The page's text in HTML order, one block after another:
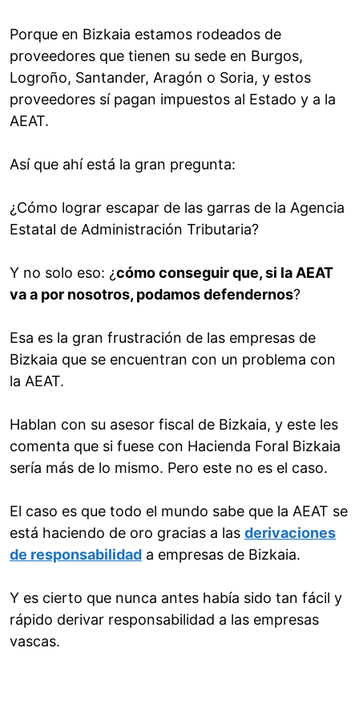
Porque en Bizkaia estamos rodeados de
proveedores que tienen su sede en Burgos,
Logroño, Santander, Aragón o Soria, y estos
proveedores sí pagan impuestos al Estado y a la
AEAT.
Así que ahí está la gran pregunta:
¿Cómo lograr escapar de las garras de la Agencia
Estatal de Administración Tributaria?
Y no solo eso: ¿cómo conseguir que, si la AEAT
va a por nosotros, podamos defendernos?
Esa es la gran frustración de las empresas de
Bizkaia que se encuentran con un problema con
la AEAT.
Hablan con su asesor fiscal de Bizkaia, y este les
comenta que si fuese con Hacienda Foral Bizkaia
sería más de lo mismo. Pero este no es el caso.
El caso es que todo el mundo sabe que la AEAT se
está haciendo de oro gracias a las derivaciones
de responsabilidad a empresas de Bizkaia.
Y es cierto que nunca antes había sido tan fácil y
rápido derivar responsabilidad a las empresas
vascas.